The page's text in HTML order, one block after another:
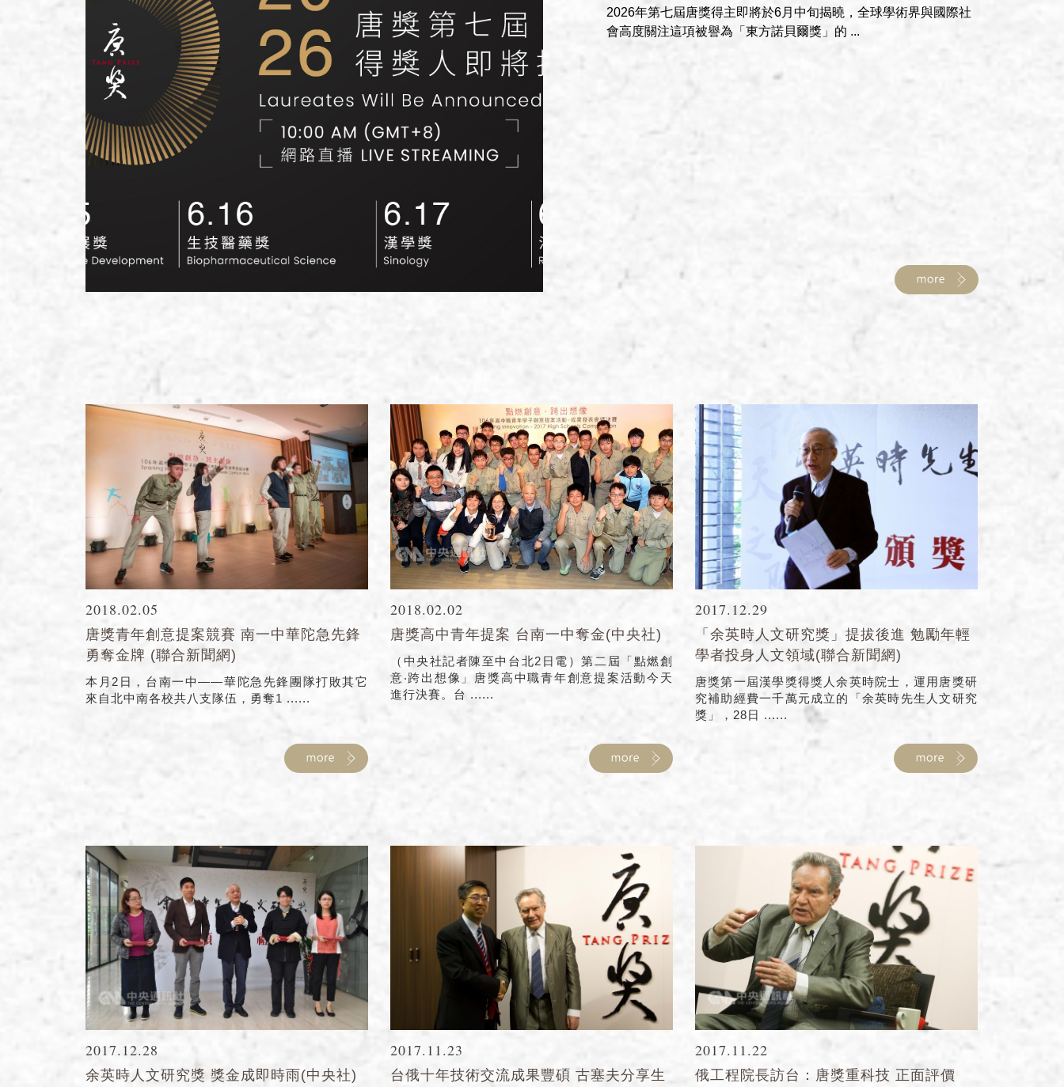
2026年第七屆唐獎得主即將於6月中旬揭曉，全球學術界與國際社
會高度關注這項被譽為「東方諾貝爾獎」的 ...
2018.02.05
唐獎青年創意提案競賽 南一中華陀急先鋒
勇奪金牌 (聯合新聞網)
本月2日，台南一中——華陀急先鋒團隊打敗其它
來自北中南各校共八支隊伍，勇奪1 ......
2018.02.02
唐獎高中青年提案 台南一中奪金(中央社)
（中央社記者陳至中台北2日電）第二屆「點燃創
意‧跨出想像」唐獎高中職青年創意提案活動今天
進行決賽。台 ......
2017.12.29
「余英時人文研究獎」提拔後進 勉勵年輕
學者投身人文領域(聯合新聞網)
唐獎第一屆漢學獎得獎人余英時院士，運用唐獎研
究補助經費一千萬元成立的「余英時先生人文研究
獎」，28日 ......
2017.12.28
余英時人文研究獎 獎金成即時雨(中央社)
2017.11.23
台俄十年技術交流成果豐碩 古塞夫分享生
2017.11.22
俄工程院長訪台：唐獎重科技 正面評價